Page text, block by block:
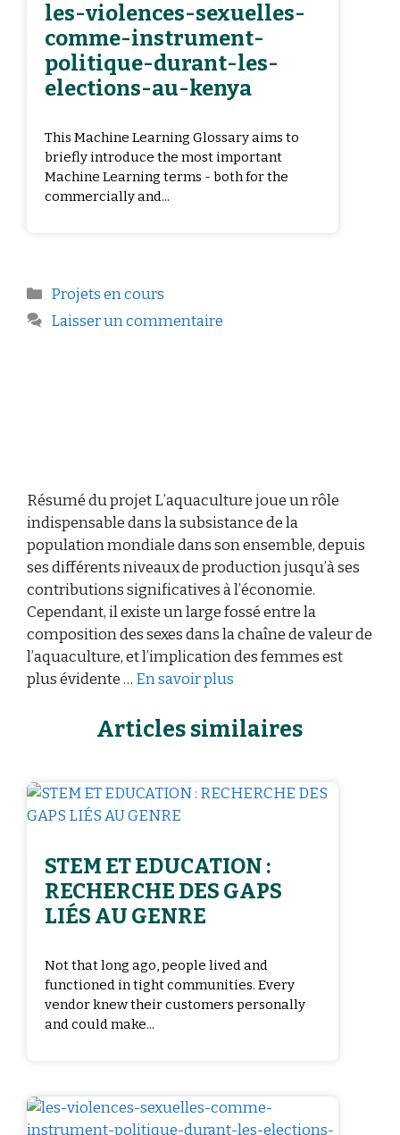
les-violences-sexuelles-
comme-instrument-
politique-durant-les-
elections-au-kenya
This Machine Learning Glossary aims to
briefly introduce the most important
Machine Learning terms - both for the
commercially and...
Projets en cours
Laisser un commentaire
Résumé du projet L’aquaculture joue un rôle
indispensable dans la subsistance de la
population mondiale dans son ensemble, depuis
ses différents niveaux de production jusqu’à ses
contributions significatives à l’économie.
Cependant, il existe un large fossé entre la
composition des sexes dans la chaîne de valeur de
l’aquaculture, et l’implication des femmes est
plus évidente … En savoir plus
Articles similaires
STEM ET EDUCATION :
RECHERCHE DES GAPS
LIÉS AU GENRE
Not that long ago, people lived and
functioned in tight communities. Every
vendor knew their customers personally
and could make...